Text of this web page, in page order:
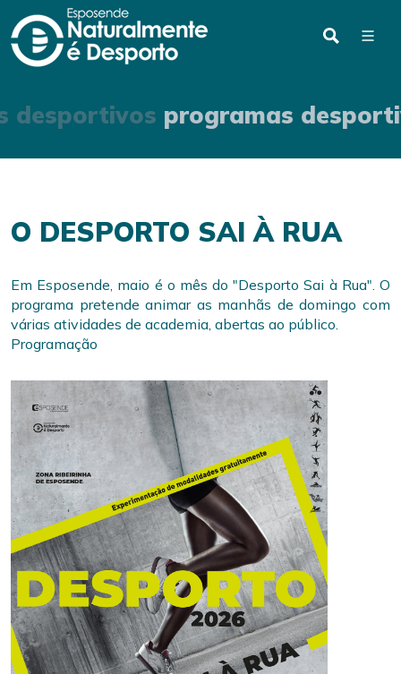
desportivosprogramas
O DESPORTO SAI À RUA
Em Esposende, maio é o mês do "Desporto Sai à Rua". O
programa pretende animar as manhãs de domingo com
várias atividades de academia, abertas ao público.
Programação